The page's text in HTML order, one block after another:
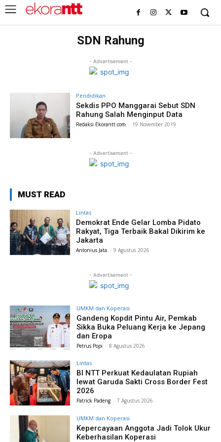
SDN Rahung
- Advertisement -
Pendidikan
Sekdis PPO Manggarai Sebut SDN
Rahung Salah Menginput Data
Redaksi Ekorantt.com - 19 November 2019
- Advertisement -
MUST READ
Lintas
Demokrat Ende Gelar Lomba Pidato
Rakyat, Tiga Terbaik Bakal Dikirim ke
Jakarta
Antonius Jata - 9 Agustus 2026
- Advertisement -
UMKM dan Koperasi
Gandeng Kopdit Pintu Air, Pemkab
Sikka Buka Peluang Kerja ke Jepang
dan Eropa
Petrus Popi - 8 Agustus 2026
Lintas
BI NTT Perkuat Kedaulatan Rupiah
lewat Garuda Sakti Cross Border Fest
2026
Patrick Padeng - 7 Agustus 2026
UMKM dan Koperasi
Kepercayaan Anggota Jadi Tolok Ukur
Keberhasilan Koperasi